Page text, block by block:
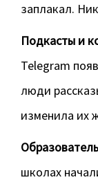
заплакал.
Подкасты и
Telegram
люди
изменила их
школах